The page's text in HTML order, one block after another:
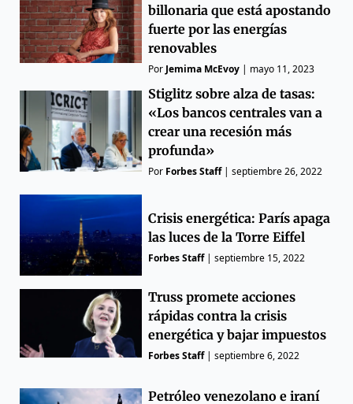
billonaria que está apostando
fuerte por las energías
renovables
Por Jemima McEvoy | mayo 11, 2023
Stiglitz sobre alza de tasas:
«Los bancos centrales van a
crear una recesión más
profunda»
Por Forbes Staff|septiembre 26, 2022
Crisis energética: París apaga
las luces de la Torre Eiffel
Forbes Staff|septiembre 15, 2022
Truss promete acciones
rápidas contra la crisis
energética y bajar impuestos
Forbes Staff|septiembre 6, 2022
Petróleo venezolano e iraní